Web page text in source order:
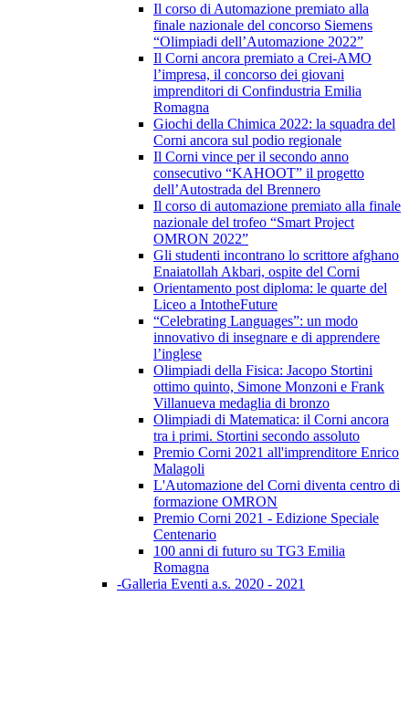
Il corso di Automazione premiato alla
finale nazionale del concorso Siemens
“Olimpiadi dell’Automazione 2022”
Il Corni ancora premiato a Crei-AMO
l’impresa, il concorso dei giovani
imprenditori di Confindustria Emilia
Romagna
Giochi della Chimica 2022: la squadra del
Corni ancora sul podio regionale
Il Corni vince per il secondo anno
consecutivo “KAHOOT” il progetto
dell’Autostrada del Brennero
Il corso di automazione premiato alla finale
nazionale del trofeo “Smart Project
OMRON 2022”
Gli studenti incontrano lo scrittore afghano
Enaiatollah Akbari, ospite del Corni
Orientamento post diploma: le quarte del
Liceo a IntotheFuture
“Celebrating Languages”: un modo
innovativo di insegnare e di apprendere
l’inglese
Olimpiadi della Fisica: Jacopo Stortini
ottimo quinto, Simone Monzoni e Frank
Villanueva medaglia di bronzo
Olimpiadi di Matematica: il Corni ancora
tra i primi. Stortini secondo assoluto
Premio Corni 2021 all'imprenditore Enrico
Malagoli
L'Automazione del Corni diventa centro di
formazione OMRON
Premio Corni 2021 - Edizione Speciale
Centenario
100 anni di futuro su TG3 Emilia
Romagna
-Galleria Eventi a.s. 2020 - 2021